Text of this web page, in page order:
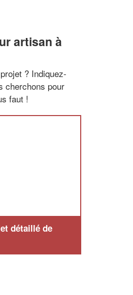
artisan à
? Indiquez-
cherchons pour
faut !
détaillé de